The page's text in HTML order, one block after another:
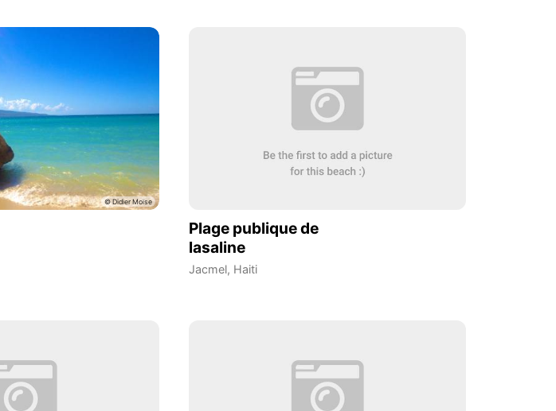
Plage publique de
lasaline
Jacmel, Haiti